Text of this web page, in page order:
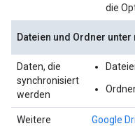
die
Dateien und Ordner unter
Daten, die
synchronisiert
werden
Weitere
Google